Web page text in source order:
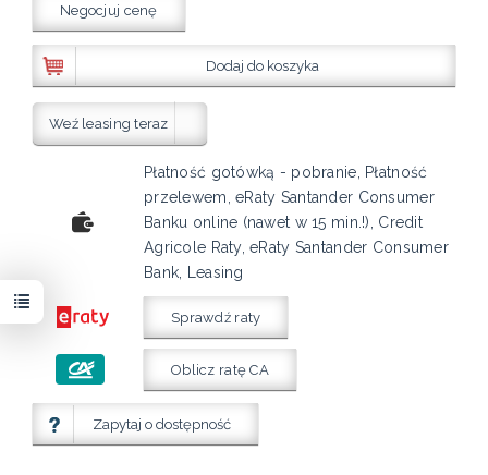
Negocjuj cenę
Dodaj do koszyka
Weź leasing teraz
Płatność gotówką - pobranie, Płatność
przelewem, eRaty Santander Consumer
Banku online (nawet w 15 min.!), Credit
Agricole Raty, eRaty Santander Consumer
Bank, Leasing
Sprawdź raty
Oblicz ratę CA
Zapytaj o dostępność